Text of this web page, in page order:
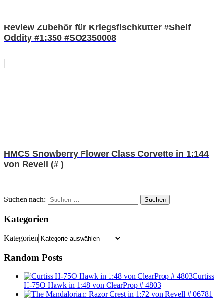
Review Zubehör für Kriegsfischkutter #Shelf
Oddity #1:350 #SO2350008
HMCS Snowberry Flower Class Corvette in 1:144
von Revell (# )
Suchen nach: Suchen
Kategorien
Kategorien
Random Posts
Curtiss
H-75O Hawk in 1:48 von ClearProp # 4803